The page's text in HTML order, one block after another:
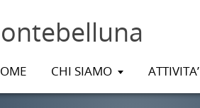
CHI SIAMO ATTIVITA’